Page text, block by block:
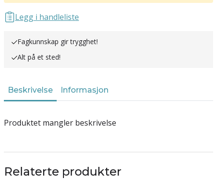
Legg i handleliste
Fagkunnskap gir trygghet!
Alt på et sted!
Beskrivelse Informasjon
Produktet mangler beskrivelse
Relaterte produkter